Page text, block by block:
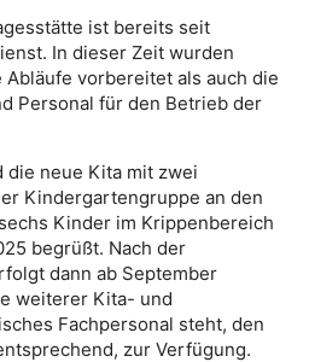
ist bereits seit
In dieser Zeit wurden
vorbereitet als auch die
Personal für den Betrieb der
die neue Kita mit zwei
Kindergartengruppe an den
Kinder im Krippenbereich
begrüßt. Nach der
dann ab September
weiterer Kita- und
Fachpersonal steht, den
zur Verfügung.